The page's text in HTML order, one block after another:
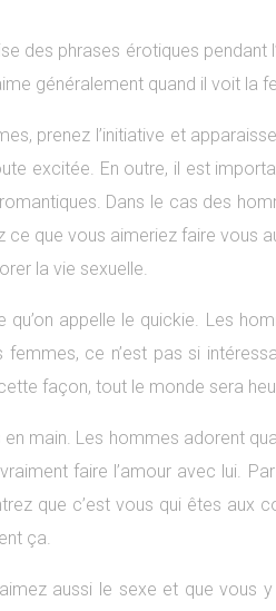
des phrases érotiques pendant
généralement quand il voit
prenez l’initiative et
excitée. En outre, il est
Dans le cas des
que vous aimeriez faire vous
la vie sexuelle.
appelle le quickie. Les
ce n’est pas si
façon, tout le monde sera
main. Les hommes adorent
faire l’amour avec lui.
que c’est vous qui êtes aux
ça.
aussi le sexe et que vous